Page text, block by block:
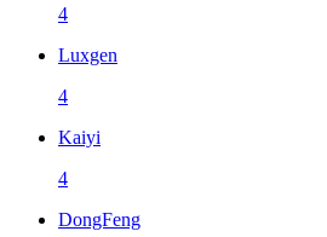
4
Luxgen
4
Kaiyi
4
DongFeng